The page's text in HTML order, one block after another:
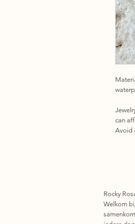
can
Avoid
Rocky
Welkom